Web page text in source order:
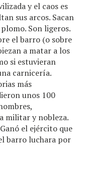
y el caos es
sus arcos. Sacan
Son ligeros.
el barro (o sobre
a matar a los
si estuvieran
carnicería.
más
unos 100
militar y nobleza.
el ejército que
barro luchara por